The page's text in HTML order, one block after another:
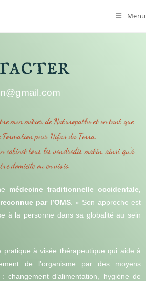
Menu
mon métier de Naturopathe et en tant que
Formation pour Hifas da Terra.
cabinet tous les vendredis matin, ainsi qu'à
domicile ou en visio
médecine traditionnelle occidentale,
par l’OMS. « Son approche est
à la personne dans sa globalité au sein
pratique à visée thérapeutique qui aide à
de l’organisme par des moyens
changement d’alimentation, hygiène de